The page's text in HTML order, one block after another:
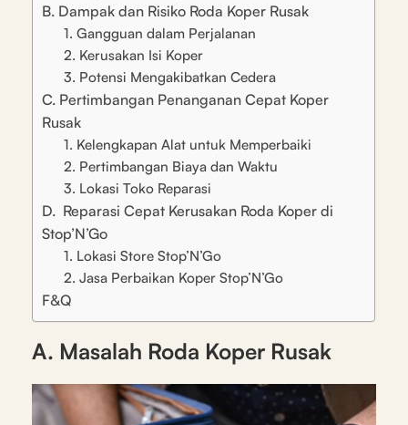
B. Dampak dan Risiko Roda Koper Rusak
1. Gangguan dalam Perjalanan
2. Kerusakan Isi Koper
3. Potensi Mengakibatkan Cedera
C. Pertimbangan Penanganan Cepat Koper
Rusak
1. Kelengkapan Alat untuk Memperbaiki
2. Pertimbangan Biaya dan Waktu
3. Lokasi Toko Reparasi
D. Reparasi Cepat Kerusakan Roda Koper di
Stop’N’Go
1. Lokasi Store Stop’N’Go
2. Jasa Perbaikan Koper Stop’N’Go
F&Q
A. Masalah Roda Koper Rusak